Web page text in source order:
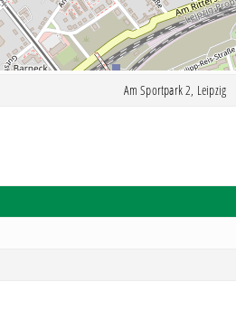
Am Sportpark 2, Leipzig